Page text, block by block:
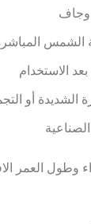
وجاف
الشمس
الاستخدام
الشديدة أو
وطول العمر